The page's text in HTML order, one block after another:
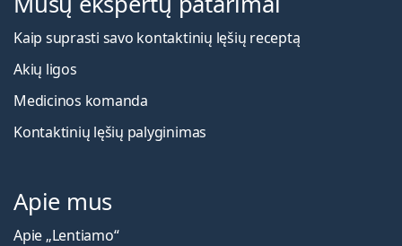
Kaip suprasti savo kontaktinių lęšių receptą
Akių ligos
Medicinos komanda
Kontaktinių lęšių palyginimas
Apie mus
Apie „Lentiamo“